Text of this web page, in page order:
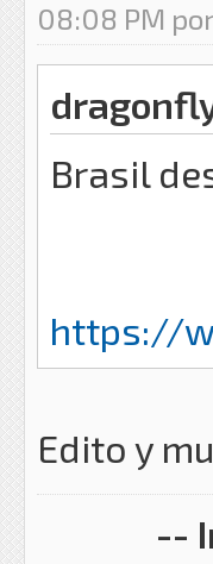
08:08 PM
Brasil
https://
Edito y
--